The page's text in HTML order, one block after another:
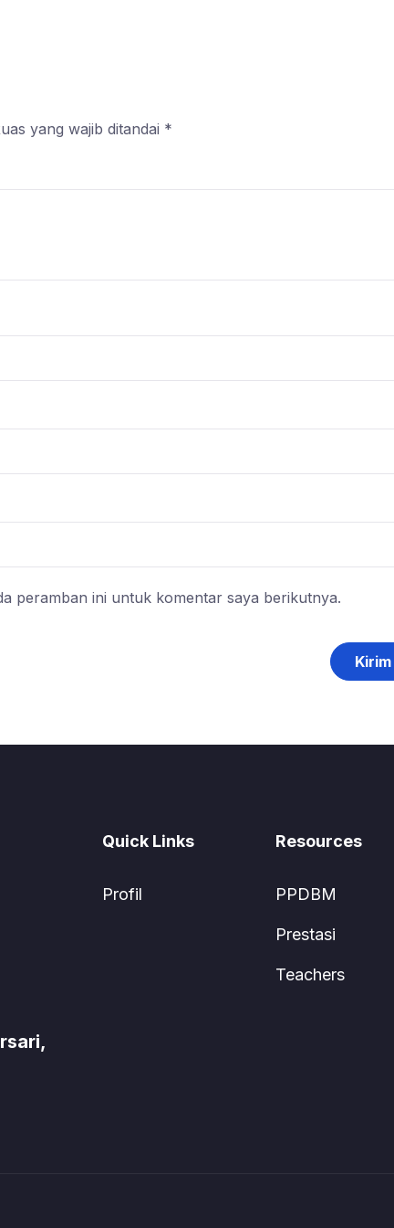
yang wajib ditandai *
peramban ini untuk komentar saya berikutnya.
Quick Links
Profil
Resources
PPDBM
Prestasi
Teachers